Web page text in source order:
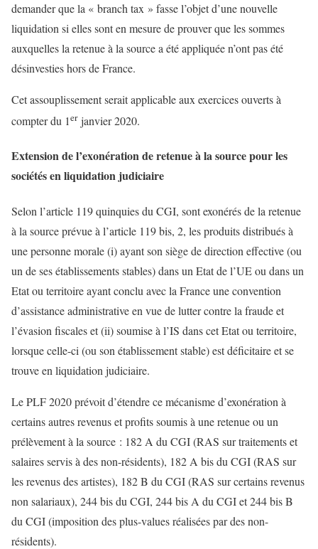
demander que la « branch tax » fasse l’objet d’une nouvelle
liquidation si elles sont en mesure de prouver que les sommes
auxquelles la retenue à la source a été appliquée n’ont pas été
désinvesties hors de France.
Cet assouplissement serait applicable aux exercices ouverts à
compter du 1erjanvier 2020.
Extension de l’exonération de retenue à la source pour les
sociétés en liquidation judiciaire
Selon l’article 119 quinquies du CGI, sont exonérés de la retenue
à la source prévue à l’article 119 bis, 2, les produits distribués à
une personne morale (i) ayant son siège de direction effective (ou
un de ses établissements stables) dans un Etat de l’UE ou dans un
Etat ou territoire ayant conclu avec la France une convention
d’assistance administrative en vue de lutter contre la fraude et
l’évasion fiscales et (ii) soumise à l’IS dans cet Etat ou territoire,
lorsque celle-ci (ou son établissement stable) est déficitaire et se
trouve en liquidation judiciaire.
Le PLF 2020 prévoit d’étendre ce mécanisme d’exonération à
certains autres revenus et profits soumis à une retenue ou un
prélèvement à la source : 182 A du CGI (RAS sur traitements et
salaires servis à des non-résidents), 182 A bis du CGI (RAS sur
les revenus des artistes), 182 B du CGI (RAS sur certains revenus
non salariaux), 244 bis du CGI, 244 bis A du CGI et 244 bis B
du CGI (imposition des plus-values réalisées par des non-
résidents).